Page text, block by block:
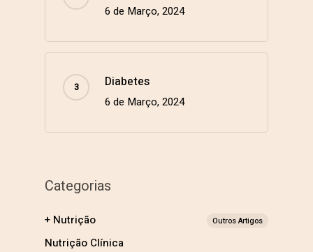
6 de Março, 2024
Diabetes
6 de Março, 2024
Categorias
+ Nutrição Outros Artigos
Nutrição Clínica